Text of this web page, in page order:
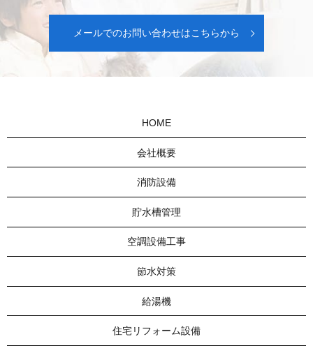
メールでのお問い合わせはこちらから
HOME
会社概要
消防設備
貯水槽管理
空調設備工事
節水対策
給湯機
住宅リフォーム設備